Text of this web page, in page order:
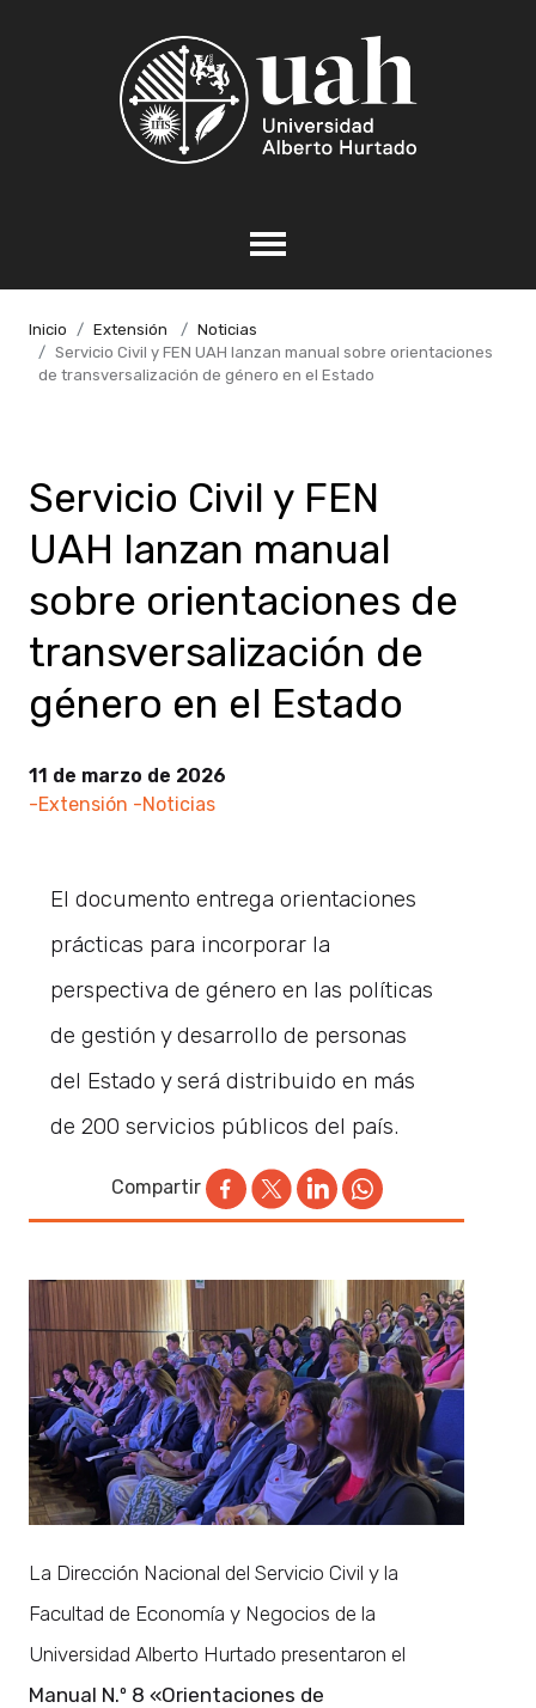
Inicio Extensión
Noticias
Servicio Civil y FEN UAH lanzan manual sobre orientaciones
de transversalización de género en el Estado
Servicio Civil y FEN
UAH lanzan manual
sobre orientaciones de
transversalización de
género en el Estado
11 de marzo de 2026
-Extensión -Noticias
El documento entrega orientaciones
prácticas para incorporar la
perspectiva de género en las políticas
de gestión y desarrollo de personas
del Estado y será distribuido en más
de 200 servicios públicos del país.
Compartir
La Dirección Nacional del Servicio Civil y la
Facultad de Economía y Negocios de la
Universidad Alberto Hurtado presentaron el
Manual N.º 8 «Orientaciones de